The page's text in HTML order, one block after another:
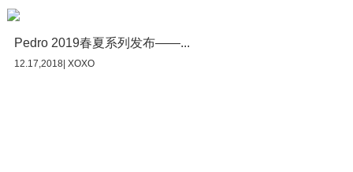
Pedro 2019春夏系列发布——...
12.17,2018| XOXO